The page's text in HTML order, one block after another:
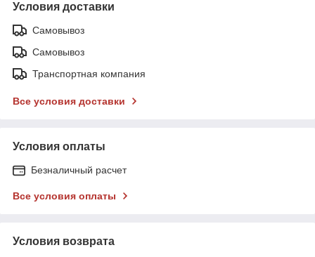
Условия доставки
Самовывоз
Самовывоз
Транспортная компания
Все условия доставки
Условия оплаты
Безналичный расчет
Все условия оплаты
Условия возврата